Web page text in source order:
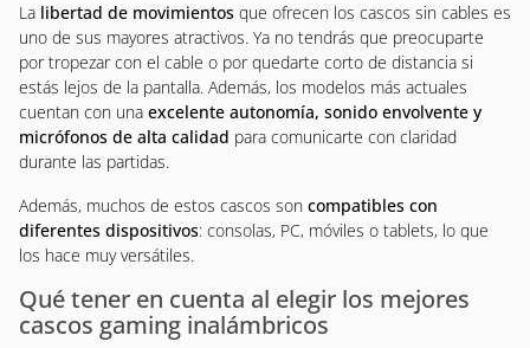
La libertad de movimientos que ofrecen los cascos sin cables es
uno de sus mayores atractivos. Ya no tendrás que preocuparte
por tropezar con el cable o por quedarte corto de distancia si
estás lejos de la pantalla. Además, los modelos más actuales
cuentan con una excelente autonomía, sonido envolvente y
micrófonos de alta calidad para comunicarte con claridad
durante las partidas.
Además, muchos de estos cascos son compatibles con
diferentes dispositivos: consolas, PC, móviles o tablets, lo que
los hace muy versátiles.
Qué tener en cuenta al elegir los mejores
cascos gaming inalámbricos